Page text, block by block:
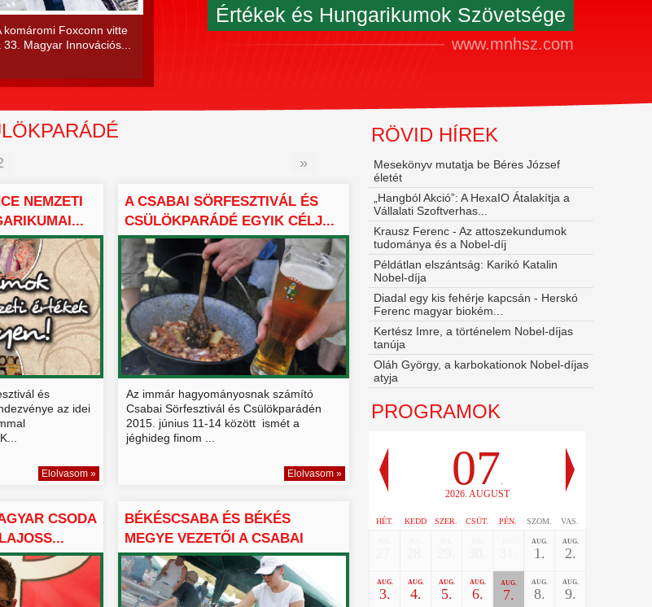
komáromi Foxconn vitte
33. Magyar Innovációs...
Értékek és Hungarikumok Szövetsége
www.mnhsz.com
»
NEMZETI
és
az idei
Elolvasom »
A CSABAI SÖRFESZTIVÁL ÉS
CSÜLÖKPARÁDÉ EGYIK CÉLJ...
Az immár hagyományosnak számító
Csabai Sörfesztivál és Csülökparádén
2015. június 11-14 között ismét a
jéghideg finom ...
Elolvasom »
CSODA
BÉKÉSCSABA ÉS BÉKÉS
MEGYE VEZETŐI A CSABAI
SÖRFE...
RÖVID HÍREK
Mesekönyv mutatja be Béres József
életét
„Hangból Akció”: A HexaIO Átalakítja a
Vállalati Szoftverhas...
Krausz Ferenc - Az attoszekundumok
tudománya és a Nobel‑díj
Példátlan elszántság: Karikó Katalin
Nobel-díja
Diadal egy kis fehérje kapcsán - Herskó
Ferenc magyar biokém...
Kertész Imre, a történelem Nobel-díjas
tanúja
Oláh György, a karbokationok Nobel-díjas
atyja
PROGRAMOK
07.
2026. AUGUST
HÉT. KEDD SZER. CSÜT. PÉN. SZOM. VAS.
AUG.
1.
AUG.
2.
AUG.
3.
AUG.
4.
AUG.
5.
AUG.
6.
AUG.
7.
AUG.
8.
AUG.
9.